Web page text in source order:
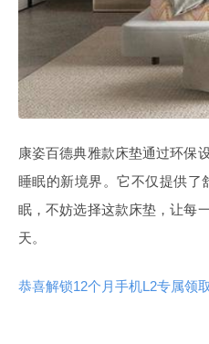
康姿百德典雅款床垫通过环保
睡眠的新境界。它不仅提供了
眠，不妨选择这款床垫，让每
天。
恭喜解锁12个月手机L2专属领